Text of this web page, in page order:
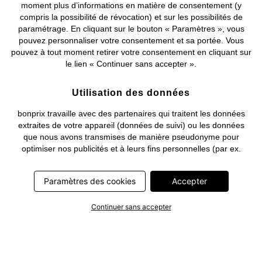
Deutsch Français
moment plus d’informations en matière de consentement (y
compris la possibilité de révocation) et sur les possibilités de
paramétrage. En cliquant sur le bouton « Paramètres », vous
pouvez personnaliser votre consentement et sa portée. Vous
pouvez à tout moment retirer votre consentement en cliquant sur
le lien « Continuer sans accepter ».
Utilisation des données
bonprix travaille avec des partenaires qui traitent les données
extraites de votre appareil (données de suivi) ou les données
que nous avons transmises de manière pseudonyme pour
optimiser nos publicités et à leurs fins personnelles (par ex.
cadre, non seulement la collecte des données de suivi ou la
transmission de vos données pseudonymisées mais également
nécessitent un consentement. Les données de suivi seront alors
Paramètres des cookies Accepter
Continuer sans accepter